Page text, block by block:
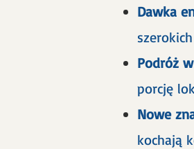
Dawka
Podróż
porcję
Nowe
kochają